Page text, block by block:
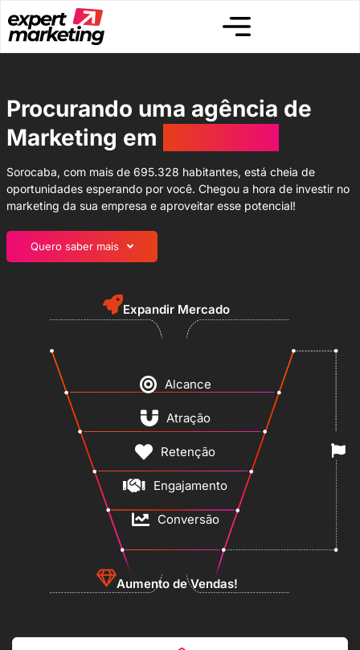
Procurando uma agência de
Marketing em
Sorocaba, com mais de 695.328 habitantes, está cheia de
oportunidades esperando por você. Chegou a hora de investir no
marketing da sua empresa e aproveitar esse potencial!
Quero saber mais
Expandir Mercado
Alcance
Atração
Retenção
Engajamento
Conversão
Aumento de Vendas!